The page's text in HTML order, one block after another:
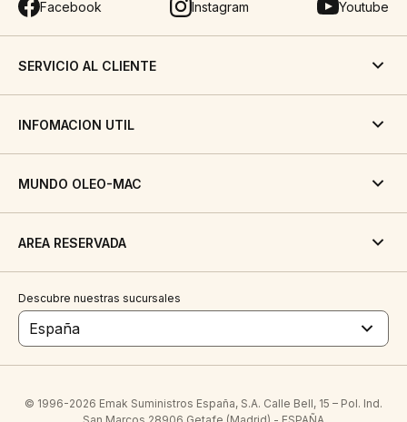
Facebook Instagram Youtube
SERVICIO AL CLIENTE
INFOMACION UTIL
MUNDO OLEO-MAC
AREA RESERVADA
Descubre nuestras sucursales
España
© 1996-2026 Emak Suministros España, S.A. Calle Bell, 15 – Pol. Ind.